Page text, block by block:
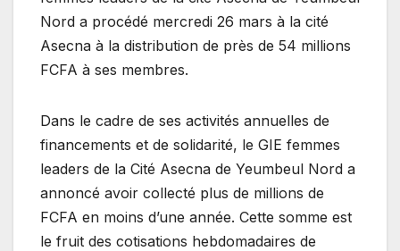
Nord a procédé mercredi 26 mars à la cité
Asecna à la distribution de près de 54 millions
FCFA à ses membres.
Dans le cadre de ses activités annuelles de
financements et de solidarité, le GIE femmes
leaders de la Cité Asecna de Yeumbeul Nord a
annoncé avoir collecté plus de millions de
FCFA en moins d’une année. Cette somme est
le fruit des cotisations hebdomadaires de